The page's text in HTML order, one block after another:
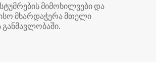
მიმოხილვები და
მხარდაჭერა მთელი
განმავლობაში.